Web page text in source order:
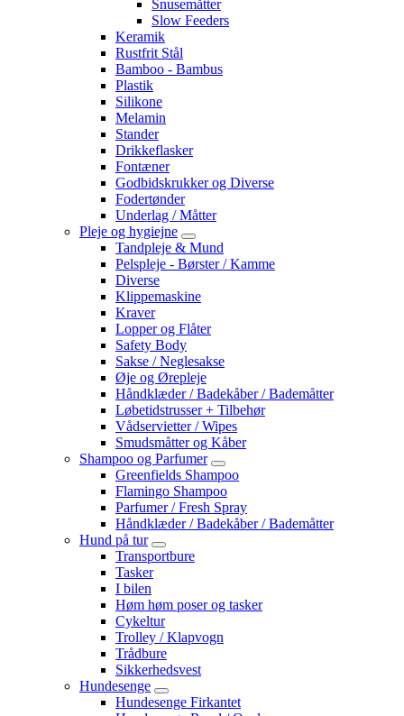
Snusemåtter
Slow Feeders
Keramik
Rustfrit Stål
Bamboo - Bambus
Plastik
Silikone
Melamin
Stander
Drikkeflasker
Fontæner
Godbidskrukker og Diverse
Fodertønder
Underlag / Måtter
Pleje og hygiejne
Tandpleje & Mund
Pelspleje - Børster / Kamme
Diverse
Klippemaskine
Kraver
Lopper og Flåter
Safety Body
Sakse / Neglesakse
Øje og Ørepleje
Håndklæder / Badekåber / Bademåtter
Løbetidstrusser + Tilbehør
Vådservietter / Wipes
Smudsmåtter og Kåber
Shampoo og Parfumer
Greenfields Shampoo
Flamingo Shampoo
Parfumer / Fresh Spray
Håndklæder / Badekåber / Bademåtter
Hund på tur
Transportbure
Tasker
I bilen
Høm høm poser og tasker
Cykeltur
Trolley / Klapvogn
Trådbure
Sikkerhedsvest
Hundesenge
Hundesenge Firkantet